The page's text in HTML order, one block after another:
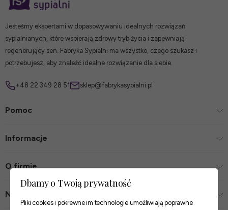
Jesteśmy ekspertami w dopasowywaniu idealnych rozwiązań
sypialnianych, które wspierają zdrowy tryb życia i zapewniają
regenerujący sen. Fabryka Sypialni ma wszystko, czego szukasz i
potrzebujesz, aby znaleźć idealne rozwiązanie dla siebie.
+48 22 349 28 51 sklep@fabrykasypialni.pl
Pomoc
Informacje
O firmie
Nasze sklepy
Dbamy o Twoją prywatność
Pliki cookies i pokrewne im technologie umożliwiają poprawne